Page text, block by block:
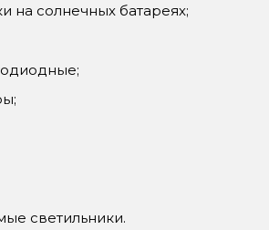
на солнечных батареях;
светильники.